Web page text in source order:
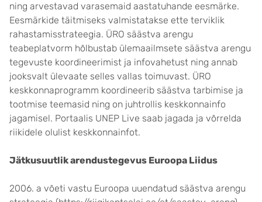
ning arvestavad varasemaid aastatuhande eesmärke.
Eesmärkide täitmiseks valmistatakse ette terviklik
rahastamisstrateegia. ÜRO säästva arengu
teabeplatvorm hõlbustab ülemaailmsete säästva arengu
tegevuste koordineerimist ja infovahetust ning annab
jooksvalt ülevaate selles vallas toimuvast. ÜRO
keskkonnaprogramm koordineerib säästva tarbimise ja
tootmise teemasid ning on juhtrollis keskkonnainfo
jagamisel. Portaalis UNEP Live saab jagada ja võrrelda
riikidele olulist keskkonnainfot.
Jätkusuutlik arendustegevus Euroopa Liidus
2006. a võeti vastu Euroopa uuendatud säästva arengu